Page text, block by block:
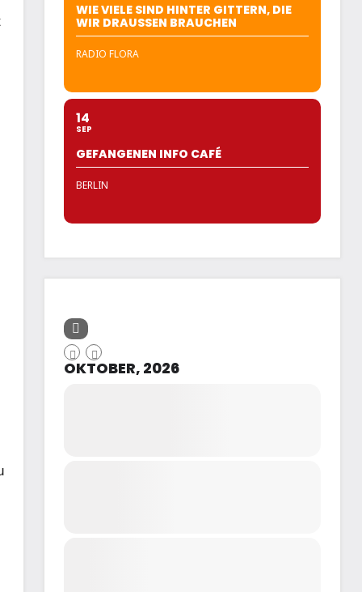
WIE VIELE SIND HINTER GITTERN, DIE
WIR DRAUSSEN BRAUCHEN
RADIO FLORA
14
SEP
GEFANGENEN INFO CAFÉ
BERLIN
OKTOBER, 2026